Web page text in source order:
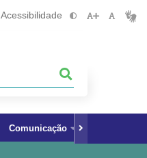
Acessibilidade
Comunicação